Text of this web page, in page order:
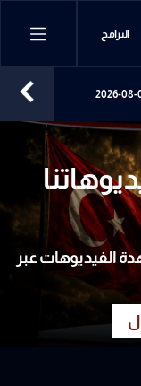
البرامج
الفيديوهات عبر